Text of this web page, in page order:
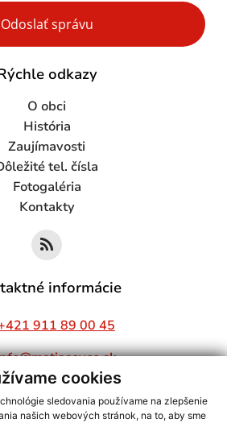
cookies
sledovania používame na zlepšenie
našich webových stránok, na to, aby sme
Odoslať správu
odkazy
O obci
História
Zaujímavosti
tel. čísla
Fotogaléria
Kontakty
informácie
911 89 00 45